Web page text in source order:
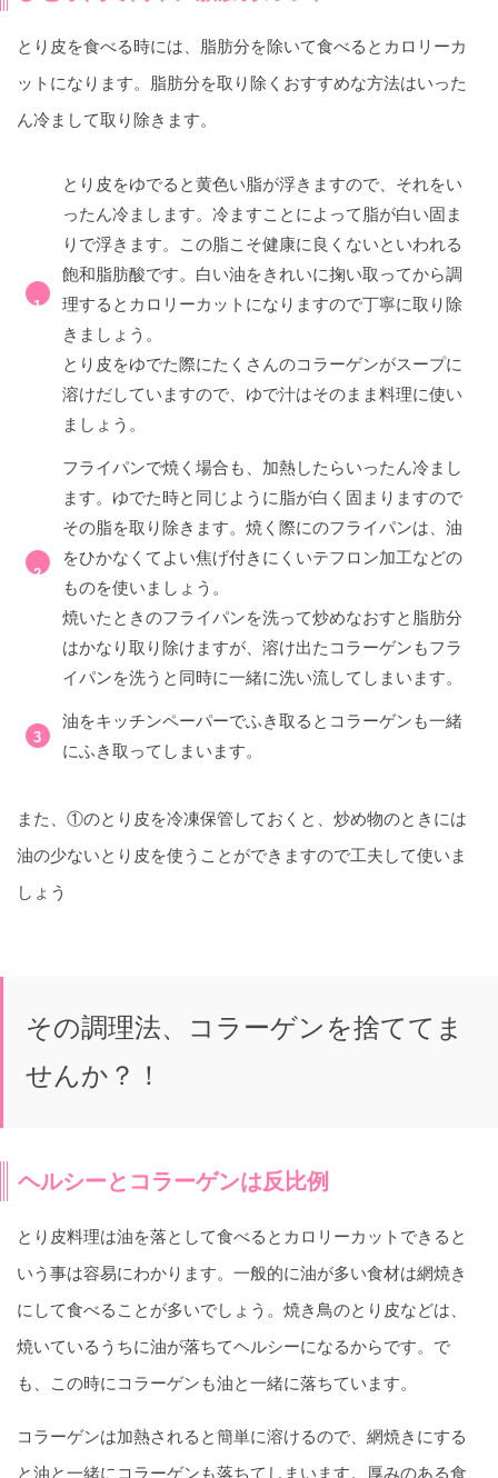
とり皮を食べる時には、脂肪分を除いて食べるとカロリーカ
ットになります。脂肪分を取り除くおすすめな方法はいった
ん冷まして取り除きます。
とり皮をゆでると黄色い脂が浮きますので、それをい
ったん冷まします。冷ますことによって脂が白い固ま
りで浮きます。この脂こそ健康に良くないといわれる
飽和脂肪酸です。白い油をきれいに掬い取ってから調
理するとカロリーカットになりますので丁寧に取り除
きましょう。
とり皮をゆでた際にたくさんのコラーゲンがスープに
溶けだしていますので、ゆで汁はそのまま料理に使い
ましょう。
フライパンで焼く場合も、加熱したらいったん冷まし
ます。ゆでた時と同じように脂が白く固まりますので
その脂を取り除きます。焼く際にのフライパンは、油
をひかなくてよい焦げ付きにくいテフロン加工などの
ものを使いましょう。
焼いたときのフライパンを洗って炒めなおすと脂肪分
はかなり取り除けますが、溶け出たコラーゲンもフラ
イパンを洗うと同時に一緒に洗い流してしまいます。
油をキッチンペーパーでふき取るとコラーゲンも一緒
にふき取ってしまいます。
また、①のとり皮を冷凍保管しておくと、炒め物のときには
油の少ないとり皮を使うことができますので工夫して使いま
しょう
その調理法、コラーゲンを捨ててま
せんか？！
ヘルシーとコラーゲンは反比例
とり皮料理は油を落として食べるとカロリーカットできると
いう事は容易にわかります。一般的に油が多い食材は網焼き
にして食べることが多いでしょう。焼き鳥のとり皮などは、
焼いているうちに油が落ちてヘルシーになるからです。で
も、この時にコラーゲンも油と一緒に落ちています。
コラーゲンは加熱されると簡単に溶けるので、網焼きにする
と油と一緒にコラーゲンも落ちてしまいます。厚みのある食